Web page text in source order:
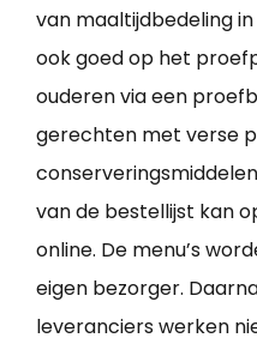
van maaltijdbedeling
ook goed op het
ouderen via een
gerechten met verse
van de bestellijst kan
online. De menu’s
eigen bezorger.
leveranciers werken